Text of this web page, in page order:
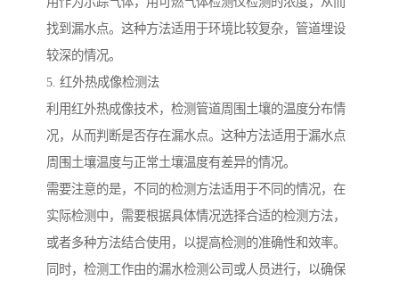
找到漏水点。这种方法适用于环境比较复杂，管道埋设
较深的情况。
5. 红外热成像检测法
利用红外热成像技术，检测管道周围土壤的温度分布情
况，从而判断是否存在漏水点。这种方法适用于漏水点
周围土壤温度与正常土壤温度有差异的情况。
需要注意的是，不同的检测方法适用于不同的情况，在
实际检测中，需要根据具体情况选择合适的检测方法，
或者多种方法结合使用，以提高检测的准确性和效率。
同时，检测工作由的漏水检测公司或人员进行，以确保